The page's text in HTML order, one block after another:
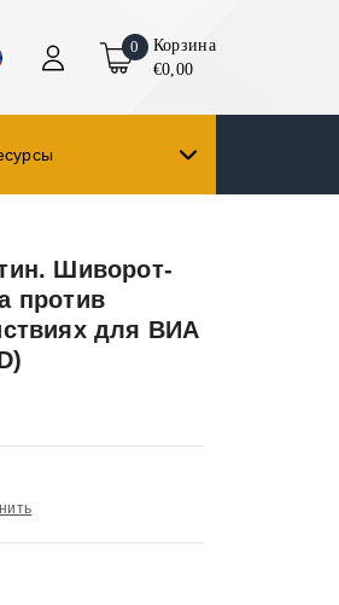
0
Корзина
€0,00
Шиворот-
против
для ВИА